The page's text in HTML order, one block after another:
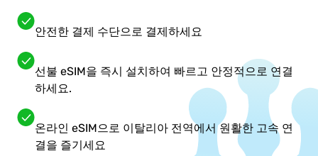
안전한 결제 수단으로 결제하세요
선불 eSIM을 즉시 설치하여 빠르고 안정적으로 연결
하세요.
온라인 eSIM으로 이탈리아 전역에서 원활한 고속 연
결을 즐기세요